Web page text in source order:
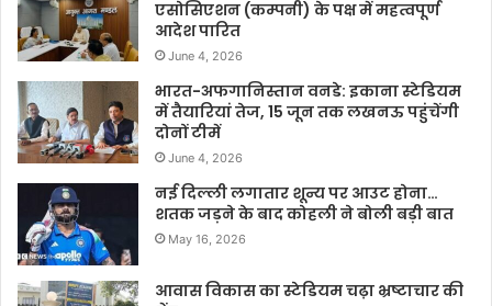
एसोसिएशन (कम्पनी) के पक्ष में महत्वपूर्ण
आदेश पारित
June 4, 2026
भारत-अफगानिस्तान वनडे: इकाना स्टेडियम
में तैयारियां तेज, 15 जून तक लखनऊ पहुंचेंगी
दोनों टीमें
June 4, 2026
नई दिल्ली लगातार शून्य पर आउट होना…
शतक जड़ने के बाद कोहली ने बोली बड़ी बात
May 16, 2026
आवास विकास का स्टेडियम चढ़ा भ्रष्टाचार की